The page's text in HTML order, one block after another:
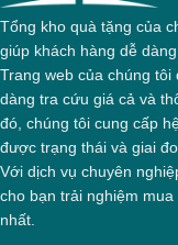
Tổng kho quà tặng của
giúp khách hàng dễ
Trang web của chúng
dàng tra cứu giá cả và
đó, chúng tôi cung cấp
được trạng thái và giai
Với dịch vụ chuyên
cho bạn trải nghiệm
nhất.